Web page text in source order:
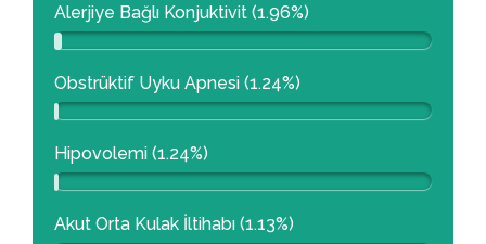
Alerjiye Bağlı Konjuktivit (1.96%)
Obstrüktif Uyku Apnesi (1.24%)
Hipovolemi (1.24%)
Akut Orta Kulak İltihabı (1.13%)